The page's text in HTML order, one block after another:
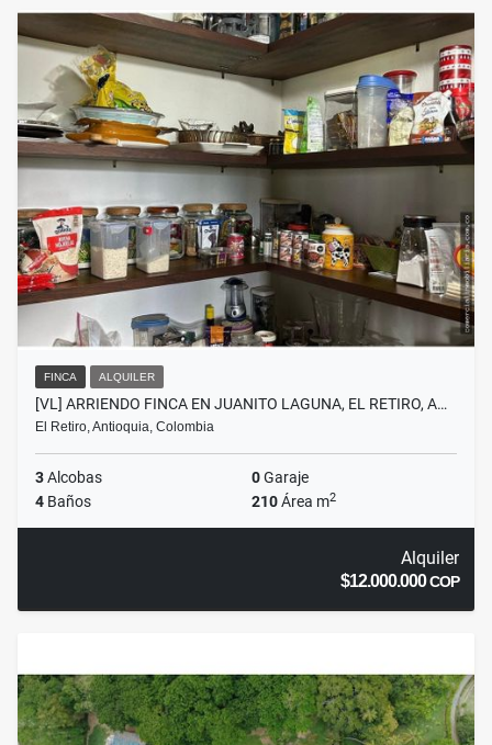
FINCA ALQUILER
[VL] ARRIENDO FINCA EN JUANITO LAGUNA, EL RETIRO, A…
El Retiro, Antioquia, Colombia
3Alcobas 0Garaje
4 Baños 210Área m2
Alquiler
$12.000.000COP